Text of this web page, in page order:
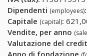
Dipendenti (employees):
Capitale (capital):
Vendite, per anno
Valutazione del